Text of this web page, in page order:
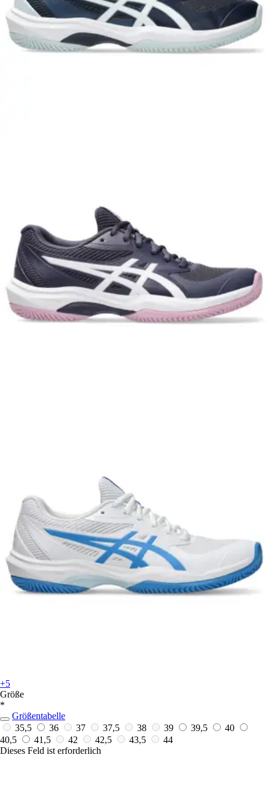
+5
Größe
*
Größentabelle
35,5
36 37 37,5 38 39 39,5
40
40,5
41,5 42 42,5 43,5
44
Dieses Feld ist erforderlich